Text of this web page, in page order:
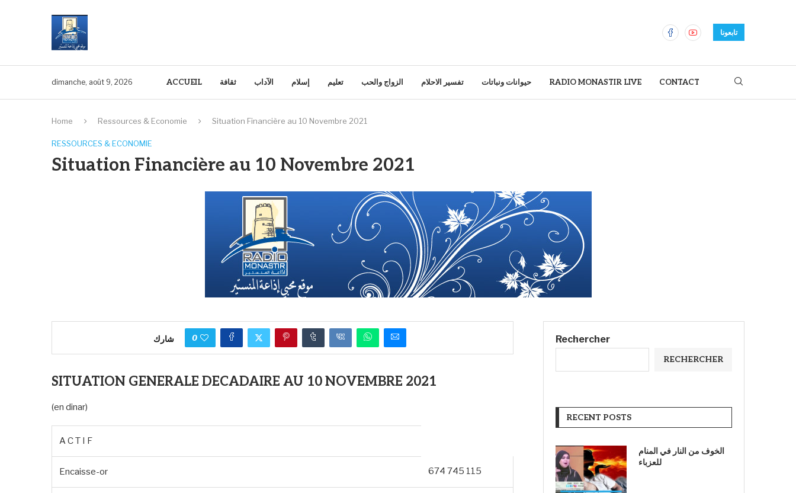
تابعونا
dimanche, août 9, 2026 ACCUEIL ثقافة الآداب إسلام تعليم الزواج والحب تفسير الاحلام حيوانات ونباتات RADIO MONASTIR LIVE CONTACT
Home Ressources & Economie Situation Financière au 10 Novembre 2021
RESSOURCES & ECONOMIE
Situation Financière au 10 Novembre 2021
شارك 0
SITUATION GENERALE DECADAIRE AU 10 NOVEMBRE 2021
(en dinar)
A C T I F
Encaisse-or 674 745 115
Rechercher
RECHERCHER
RECENT POSTS
الخوف من النار في المنام
للعزباء